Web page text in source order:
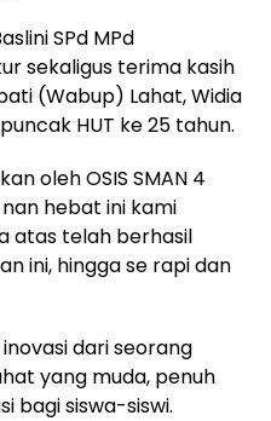
SPd MPd
sekaligus terima kasih
(Wabup) Lahat, Widia
HUT ke 25 tahun.
oleh OSIS SMAN 4
hebat ini kami
atas telah berhasil
ini, hingga se rapi dan
dari seorang
yang muda, penuh
bagi siswa-siswi.